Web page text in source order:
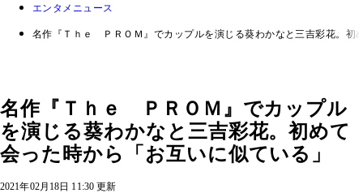
エンタメニュース
名作『Ｔｈｅ ＰＲＯＭ』でカップルを演じる葵わかなと三吉彩花。初
名作『Ｔｈｅ ＰＲＯＭ』でカップル
を演じる葵わかなと三吉彩花。初めて
会った時から「お互いに似ている」
2021年02月18日 11:30 更新